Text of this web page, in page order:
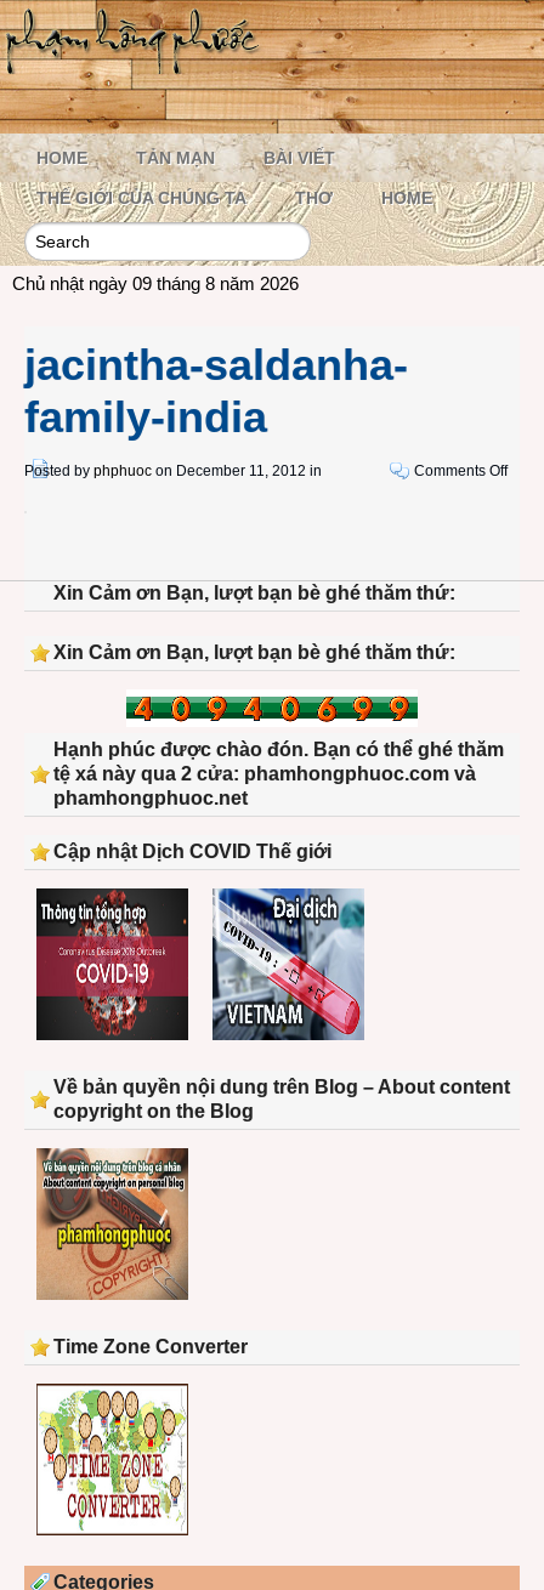
HOME TẢN MẠN BÀI VIẾT
THẾ GIỚI CỦA CHÚNG TA THƠ HOME
Chủ nhật ngày 09 tháng 8 năm 2026
jacintha-saldanha-
family-india
Posted by phphuoc on December 11, 2012 in Comments Offon
Xin Cảm ơn Bạn, lượt bạn bè ghé thăm thứ:
Xin Cảm ơn Bạn, lượt bạn bè ghé thăm thứ:
Hạnh phúc được chào đón. Bạn có thể ghé thăm
tệ xá này qua 2 cửa: phamhongphuoc.com và
phamhongphuoc.net
Cập nhật Dịch COVID Thế giới
Về bản quyền nội dung trên Blog – About content
copyright on the Blog
Time Zone Converter
Categories